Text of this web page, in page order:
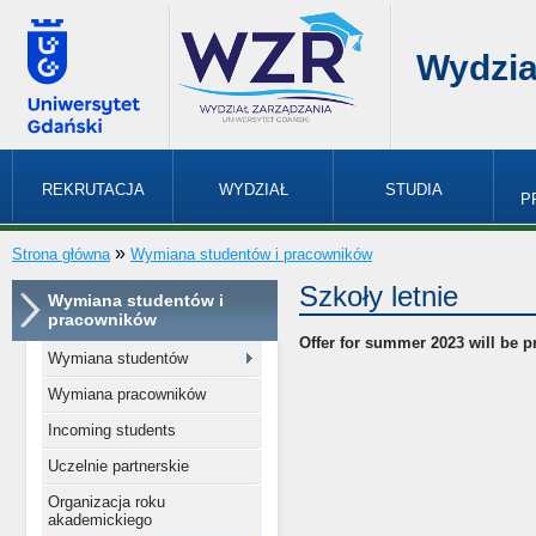
REKRUTACJA WYDZIAŁ STUDIA
Strona główna » Wymiana studentów i pracowników
Wymiana studentów i
pracowników
Wymiana studentów
Wymiana pracowników
Incoming students
Uczelnie partnerskie
Organizacja roku
akademickiego
Szkoły letnie
Offer for summer 2023 will be